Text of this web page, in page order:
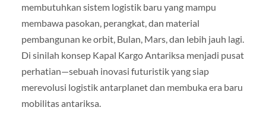
membutuhkan sistem logistik baru yang mampu
membawa pasokan, perangkat, dan material
pembangunan ke orbit, Bulan, Mars, dan lebih jauh lagi.
Di sinilah konsep Kapal Kargo Antariksa menjadi pusat
perhatian—sebuah inovasi futuristik yang siap
merevolusi logistik antarplanet dan membuka era baru
mobilitas antariksa.